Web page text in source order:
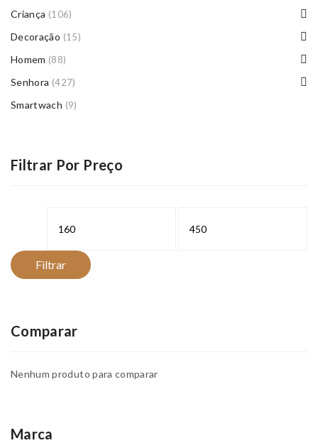
Criança (106)
Decoração (15)
Homem (88)
Senhora (427)
Smartwach (9)
Filtrar Por Preço
Filtrar
Comparar
Nenhum produto para comparar
Marca